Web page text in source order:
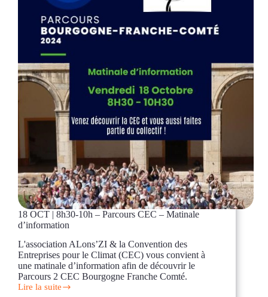
18 OCT | 8h30-10h – Parcours CEC – Matinale
d’information
L'association ALons’ZI & la Convention des
Entreprises pour le Climat (CEC) vous convient à
une matinale d’information afin de découvrir le
Parcours 2 CEC Bourgogne Franche Comté.
Lire la suite
18